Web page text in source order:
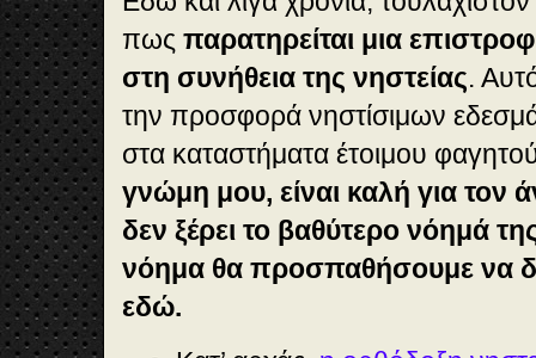
πως παρατηρείται μια
στη συνήθεια της νηστείας.
την προσφορά νηστίσιμων
στα καταστήματα έτοιμου
γνώμη μου, είναι καλή για τον
δεν ξέρει το βαθύτερο νόημά
νόημα θα προσπαθήσουμε να
εδώ.